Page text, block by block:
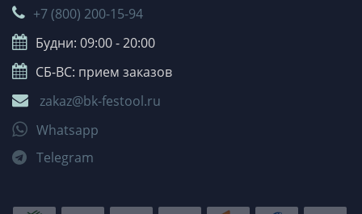
+7 (800) 200-15-94
Будни: 09:00 - 20:00
СБ-ВС: прием заказов
zakaz@bk-festool.ru
Whatsapp
Telegram